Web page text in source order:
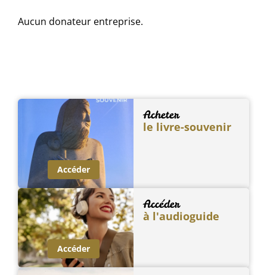
Aucun donateur entreprise.
Acheter
le livre-souvenir
Accéder
Accéder
à l'audioguide
Accéder